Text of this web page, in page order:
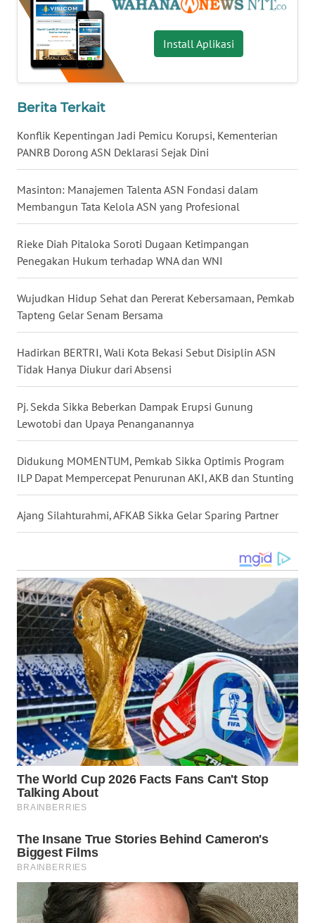
Install Aplikasi
Berita Terkait
Konflik Kepentingan Jadi Pemicu Korupsi, Kementerian
PANRB Dorong ASN Deklarasi Sejak Dini
Masinton: Manajemen Talenta ASN Fondasi dalam
Membangun Tata Kelola ASN yang Profesional
Rieke Diah Pitaloka Soroti Dugaan Ketimpangan
Penegakan Hukum terhadap WNA dan WNI
Wujudkan Hidup Sehat dan Pererat Kebersamaan, Pemkab
Tapteng Gelar Senam Bersama
Hadirkan BERTRI, Wali Kota Bekasi Sebut Disiplin ASN
Tidak Hanya Diukur dari Absensi
Pj. Sekda Sikka Beberkan Dampak Erupsi Gunung
Lewotobi dan Upaya Penanganannya
Didukung MOMENTUM, Pemkab Sikka Optimis Program
ILP Dapat Mempercepat Penurunan AKI, AKB dan Stunting
Ajang Silahturahmi, AFKAB Sikka Gelar Sparing Partner
WN
KALTENG
KALTARA
WN
KALSEL
WN
KALTIM
WN
SULSEL
WN
GORONTALO
WN
SULUT
WN
MALUT
DAIRI
DANAU
TOBA
WN
NIAS
WN
LANGKAT
WN
TAPANULI
SELATAN
WN
TANJUNG
WN
WN